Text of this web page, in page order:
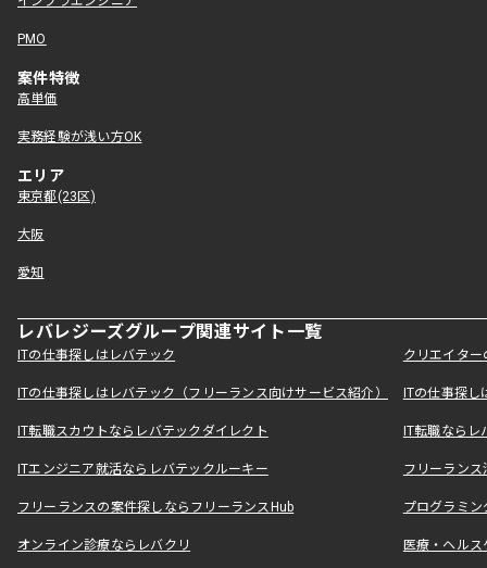
PMO
案件特徴
高単価
実務経験が浅い方OK
エリア
東京都(23区)
大阪
愛知
レバレジーズグループ関連サイト一覧
ITの仕事探しはレバテック クリエイタ
ITの仕事探しはレバテック（フリーランス向けサービス紹介） ITの仕事探
IT転職スカウトならレバテックダイレクト IT転職なら
ITエンジニア就活ならレバテックルーキー フリーラン
フリーランスの案件探しならフリーランスHub プログラミ
オンライン診療ならレバクリ 医療・ヘル